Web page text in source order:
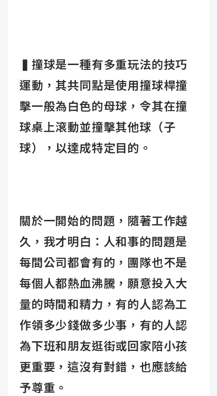
撞球是一種有多重玩法的技巧
運動，其共同點是使用撞球桿撞
擊一般為白色的母球，令其在撞
球桌上滾動並撞擊其他球（子
球），以達成特定目的。
關於一開始的問題，隨著工作越
久，我才明白：人和事的問題是
每間公司都會有的，團隊也不是
每個人都熱血沸騰，願意投入大
量的時間和精力，有的人認為工
作領多少錢做多少事，有的人認
為下班和朋友逛街或回家陪小孩
更重要，這沒有對錯，也應該給
予尊重。